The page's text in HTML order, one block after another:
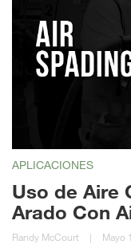
APLICACIONES
Uso de Aire
Arado Con
Randy McCourt | Mayo